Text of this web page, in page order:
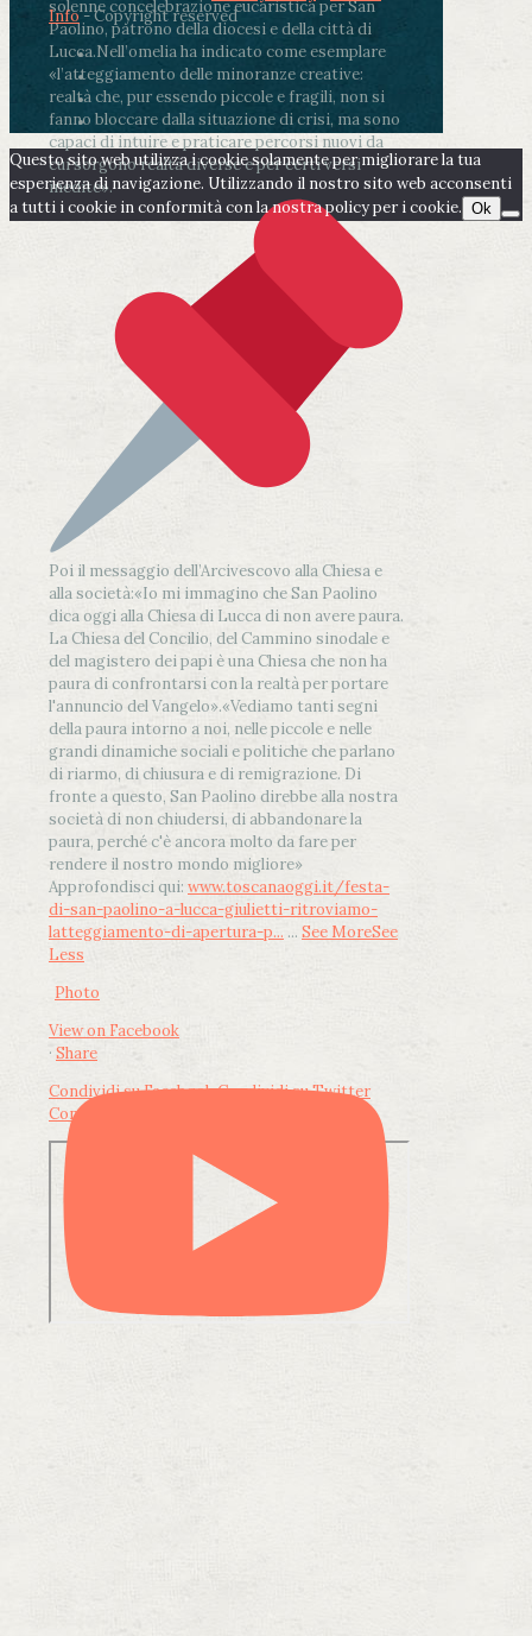
solenne concelebrazione eucaristica per San
Paolino, patrono della diocesi e della città di
Lucca.Nell’omelia ha indicato come esemplare
«l’atteggiamento delle minoranze creative:
realtà che, pur essendo piccole e fragili, non si
fanno bloccare dalla situazione di crisi, ma sono
capaci di intuire e praticare percorsi nuovi da
cui sorgono realtà diverse e per certi versi
inedite».
Poi il messaggio dell’Arcivescovo alla Chiesa e
alla società:«Io mi immagino che San Paolino
dica oggi alla Chiesa di Lucca di non avere paura.
La Chiesa del Concilio, del Cammino sinodale e
del magistero dei papi è una Chiesa che non ha
paura di confrontarsi con la realtà per portare
l'annuncio del Vangelo».«Vediamo tanti segni
della paura intorno a noi, nelle piccole e nelle
grandi dinamiche sociali e politiche che parlano
di riarmo, di chiusura e di remigrazione. Di
fronte a questo, San Paolino direbbe alla nostra
società di non chiudersi, di abbandonare la
paura, perché c'è ancora molto da fare per
rendere il nostro mondo migliore»
Approfondisci qui: www.toscanaoggi.it/festa-
di-san-paolino-a-lucca-giulietti-ritroviamo-
latteggiamento-di-apertura-p... ... See MoreSee
Less
Photo
View on Facebook
· Share
Condividi su FacebookCondividi su Twitter
Condividi su LinkedIn
Info- Copyright reserved
Questo sito web utilizza i cookie solamente per migliorare la tua
esperienza di navigazione. Utilizzando il nostro sito web acconsenti
a tutti i cookie in conformità con la nostra policy per i cookie. Ok